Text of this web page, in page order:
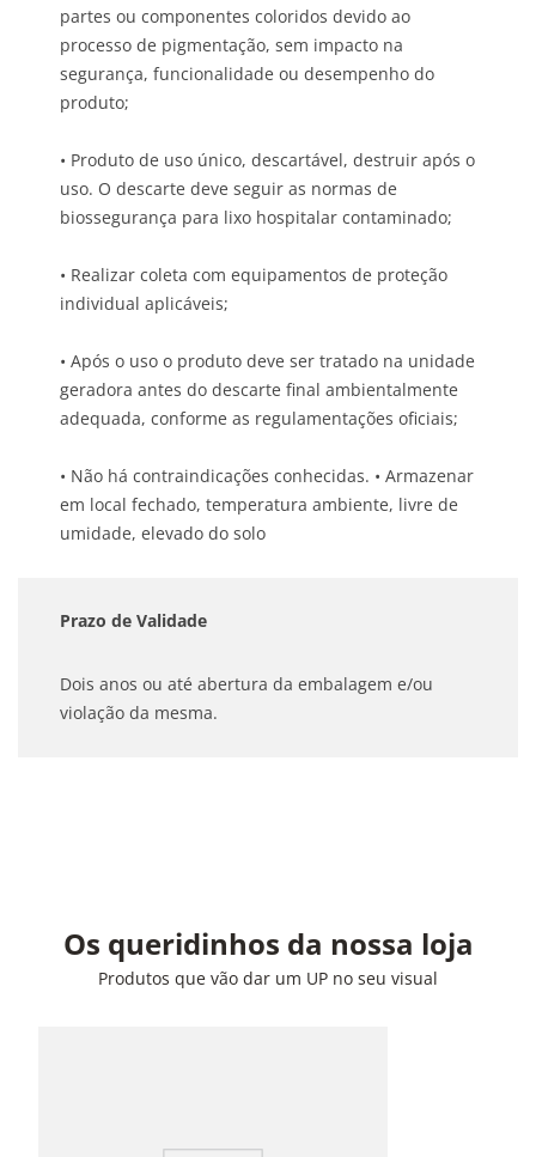
partes ou componentes coloridos devido ao
processo de pigmentação, sem impacto na
segurança, funcionalidade ou desempenho do
produto;
• Produto de uso único, descartável, destruir após o
uso. O descarte deve seguir as normas de
biossegurança para lixo hospitalar contaminado;
• Realizar coleta com equipamentos de proteção
individual aplicáveis;
• Após o uso o produto deve ser tratado na unidade
geradora antes do descarte final ambientalmente
adequada, conforme as regulamentações oficiais;
• Não há contraindicações conhecidas. • Armazenar
em local fechado, temperatura ambiente, livre de
umidade, elevado do solo
Prazo de Validade
Dois anos ou até abertura da embalagem e/ou
violação da mesma.
Os queridinhos da nossa loja
Produtos que vão dar um UP no seu visual